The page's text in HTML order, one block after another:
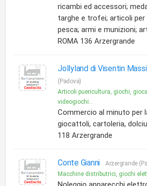
ricambi ed accessori;
targhe e trofei; articoli per
pesca; armi e munizioni;
ROMA 136 Arzergrande
Jollyland di Visentin
(Padova)
Articoli puericultura, giochi,
videogiochi...
Commercio al minuto per
giocattoli, cartoleria,
118 Arzergrande
Conte Gianni
Arzergrande
Macchine distributrici, giochi